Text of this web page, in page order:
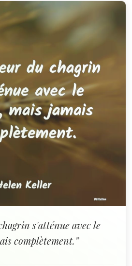
s'atténue avec le
complètement.”